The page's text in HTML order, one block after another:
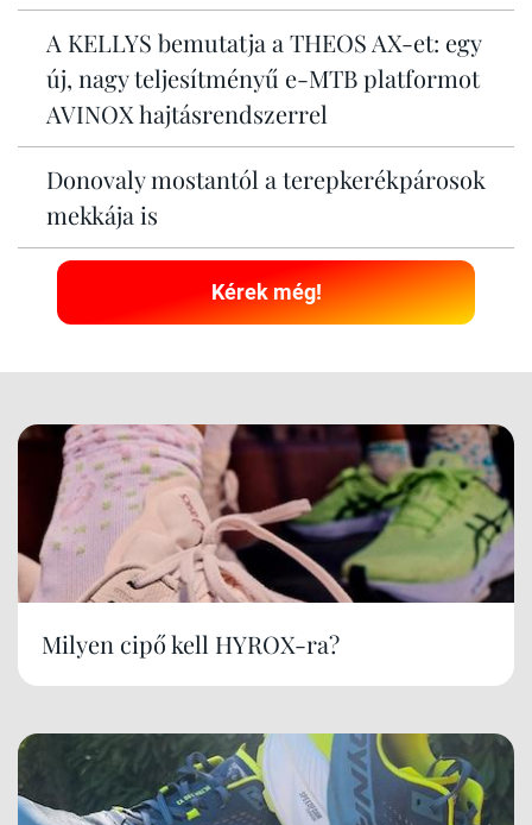
A KELLYS bemutatja a THEOS AX-et: egy
új, nagy teljesítményű e-MTB platformot
AVINOX hajtásrendszerrel
Donovaly mostantól a terepkerékpárosok
mekkája is
Kérek még!
Milyen cipő kell HYROX-ra?